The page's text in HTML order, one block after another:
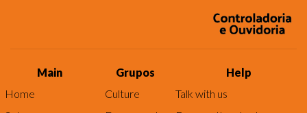
Main
Home
Grupos
Culture
Help
Talk with us